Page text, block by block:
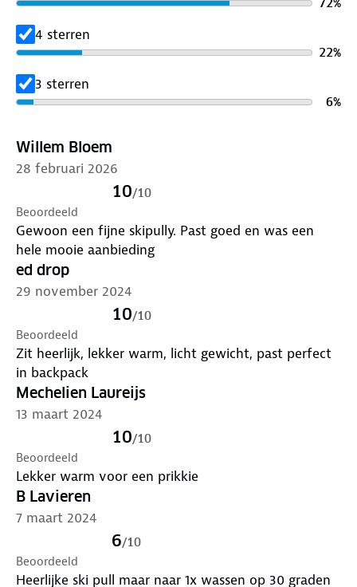
72%
4 sterren
22%
3 sterren
6%
Willem Bloem
28 februari 2026
10/10
Beoordeeld
Gewoon een fijne skipully. Past goed en was een
hele mooie aanbieding
ed drop
29 november 2024
10/10
Beoordeeld
Zit heerlijk, lekker warm, licht gewicht, past perfect
in backpack
Mechelien Laureijs
13 maart 2024
10/10
Beoordeeld
Lekker warm voor een prikkie
B Lavieren
7 maart 2024
6/10
Beoordeeld
Heerlijke ski pull maar naar 1x wassen op 30 graden